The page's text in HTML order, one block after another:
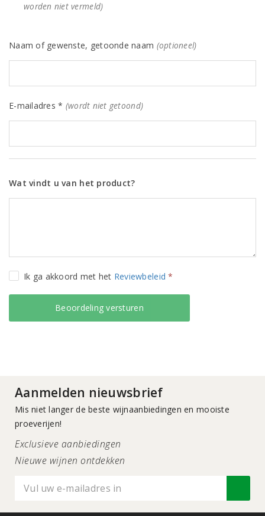
worden niet vermeld)
Naam of gewenste, getoonde naam (optioneel)
E-mailadres * (wordt niet getoond)
Wat vindt u van het product?
Ik ga akkoord met het Reviewbeleid *
Aanmelden nieuwsbrief
Mis niet langer de beste wijnaanbiedingen en mooiste
proeverijen!
Exclusieve aanbiedingen
Nieuwe wijnen ontdekken